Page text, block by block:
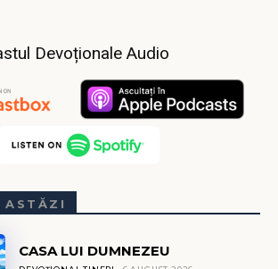
Devoționale Audio
ASTĂZI
CASA LUI DUMNEZEU